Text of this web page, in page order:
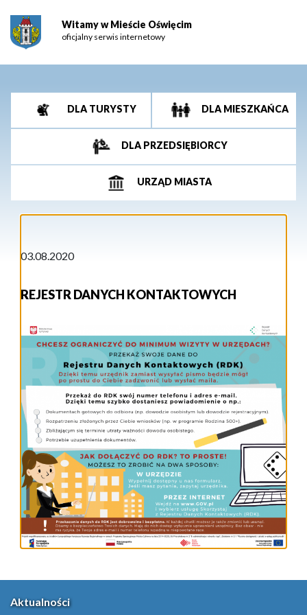
Witamy w Mieście Oświęcim
oficjalny serwis internetowy
DLA TURYSTY DLA MIESZKAŃCA
DLA PRZEDSIĘBIORCY
URZĄD MIASTA
03.08.2020
REJESTR DANYCH KONTAKTOWYCH
Aktualności